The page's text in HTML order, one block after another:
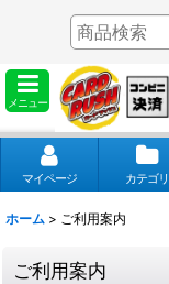
メニュー
マイページ カテゴリ
ホーム > ご利用案内
ご利用案内